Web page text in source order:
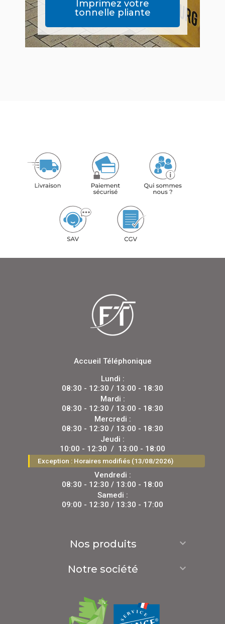
Imprimez votre
tonnelle pliante
Accueil Téléphonique
Lundi :
08:30 - 12:30 / 13:00 - 18:30
Mardi :
08:30 - 12:30 / 13:00 - 18:30
Mercredi :
08:30 - 12:30 / 13:00 - 18:30
Jeudi :
10:00 - 12:30 / 13:00 - 18:00
Exception : Horaires modifiés (13/08/2026)
Vendredi :
08:30 - 12:30 / 13:00 - 18:00
Samedi :
09:00 - 12:30 / 13:30 - 17:00
Nos produits 
Notre société 